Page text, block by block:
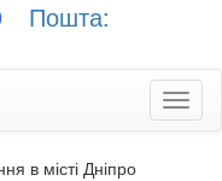
Пошта:
в місті Дніпро